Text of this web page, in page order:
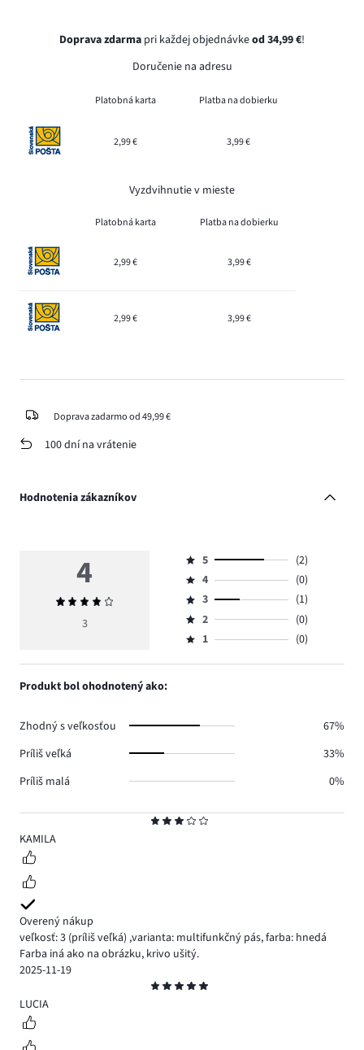
Doprava zdarma pri každej objednávkeod 34,99 €!
Doručenie na adresu
Platobná karta Platba na dobierku
2,99 € 3,99 €
Vyzdvihnutie v mieste
Platobná karta Platba na dobierku
2,99 € 3,99 €
2,99 € 3,99 €
Doprava zadarmo od 49,99 €
100 dní na vrátenie
Hodnotenia zákazníkov
3
KAMILA
Overený nákup
veľkosť: 3 (príliš veľká) ,varianta: multifunkčný pás,farba: hnedá
Farba iná ako na obrázku, krivo ušitý.
2025-11-19
5LUCIA
4
Priemerné
hodnotenie
3
Hodnotenie
5,
počet
hlasov
2.
5
(2)
Hodnotenie
4,
počet
hlasov
4
(0)
Hodnotenie
3,
počet
3
(1)
Hodnotenie
2,
2
(0)
Hodnotenie
1,
1 (0)
Produkt bol ohodnotený ako:
Zhodný s veľkosťou
67%
Príliš veľká
33%
Príliš malá
0%